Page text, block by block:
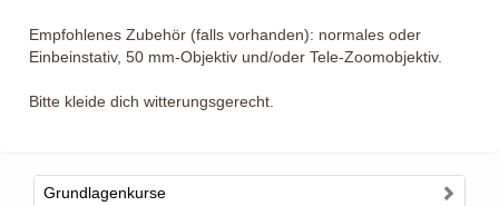
Empfohlenes Zubehör (falls vorhanden): normales oder
Einbeinstativ, 50 mm-Objektiv und/oder Tele-Zoomobjektiv.
Bitte kleide dich witterungsgerecht.
Grundlagenkurse